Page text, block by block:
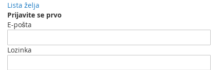
Lista želja
Prijavite se prvo
E-pošta
Lozinka